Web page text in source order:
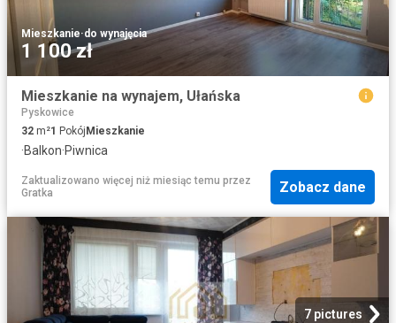
Mieszkanie·do wynajęcia
1 100 zł
Mieszkanie na wynajem, Ułańska
Pyskowice
32 m²1 Pokój Mieszkanie
·Balkon·Piwnica
Zaktualizowano więcej niż miesiąc temu przez
Gratka
Zobacz dane
7 pictures